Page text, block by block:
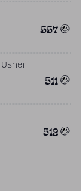
557
Usher
511
512